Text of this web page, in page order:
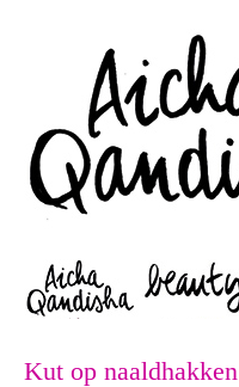
Kut op naaldhakken